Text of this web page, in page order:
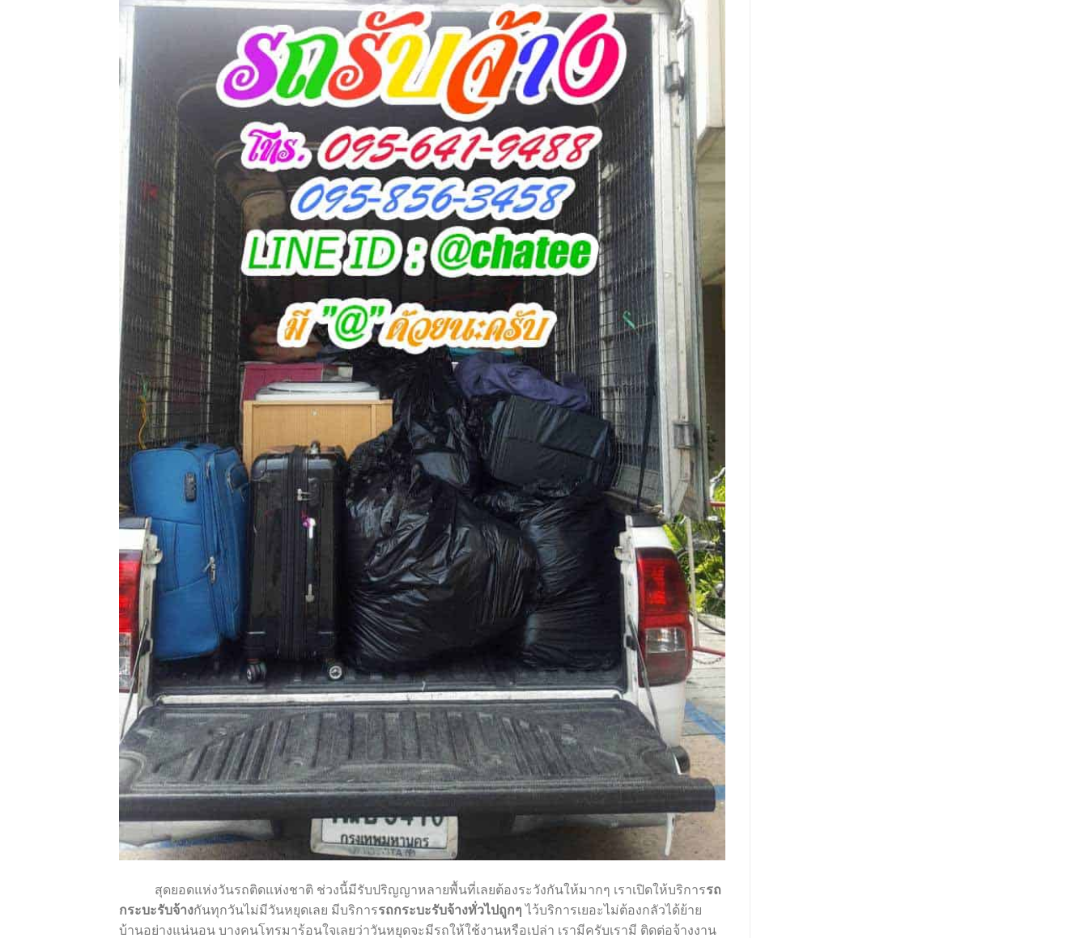
สุดยอดแห่งวันรถติดแห่งชาติ ช่วงนี้มีรับปริญญาหลายพื้นที่เลยต้องระวังกันให้มากๆ เราเปิดให้บริการรถ
กระบะรับจ้างกันทุกวันไม่มีวันหยุดเลย มีบริการรถกระบะรับจ้างทั่วไปถูกๆ ไว้บริการเยอะไม่ต้องกลัวได้ย้าย
บ้านอย่างแน่นอน บางคนโทรมาร้อนใจเลยว่าวันหยุดจะมีรถให้ใช้งานหรือเปล่า เรามีครับเรามี ติดต่อจ้างงาน